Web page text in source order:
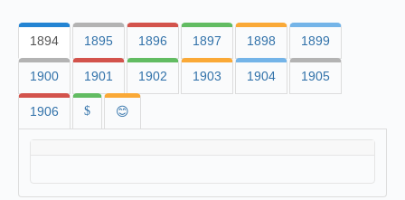
1894 1895 1896 1897 1898 1899
1900 1901 1902 1903 1904 1905
1906 $ 😊